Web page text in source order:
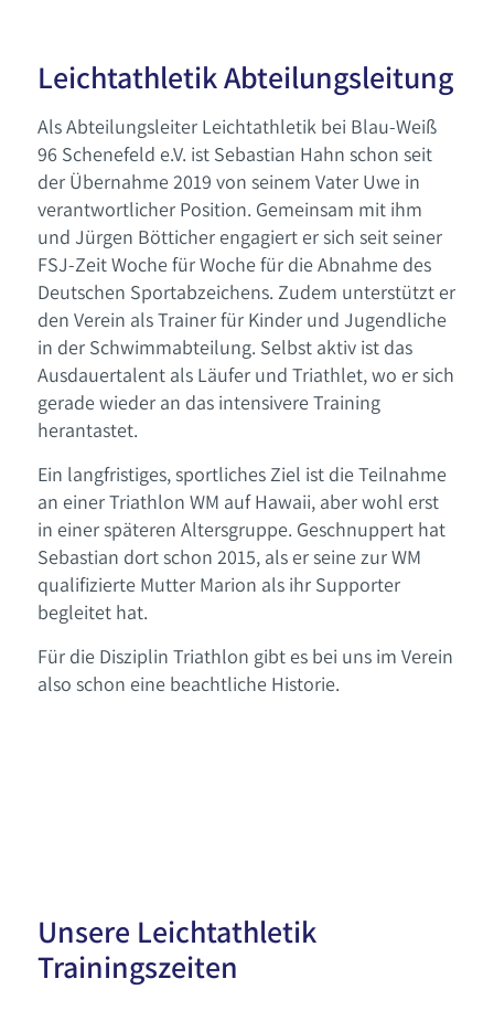
Leichtathletik Abteilungsleitung
Als Abteilungsleiter Leichtathletik bei Blau-Weiß
96 Schenefeld e.V. ist Sebastian Hahn schon seit
der Übernahme 2019 von seinem Vater Uwe in
verantwortlicher Position. Gemeinsam mit ihm
und Jürgen Bötticher engagiert er sich seit seiner
FSJ-Zeit Woche für Woche für die Abnahme des
Deutschen Sportabzeichens. Zudem unterstützt er
den Verein als Trainer für Kinder und Jugendliche
in der Schwimmabteilung. Selbst aktiv ist das
Ausdauertalent als Läufer und Triathlet, wo er sich
gerade wieder an das intensivere Training
herantastet.
Ein langfristiges, sportliches Ziel ist die Teilnahme
an einer Triathlon WM auf Hawaii, aber wohl erst
in einer späteren Altersgruppe. Geschnuppert hat
Sebastian dort schon 2015, als er seine zur WM
qualifizierte Mutter Marion als ihr Supporter
begleitet hat.
Für die Disziplin Triathlon gibt es bei uns im Verein
also schon eine beachtliche Historie.
Unsere Leichtathletik
Trainingszeiten